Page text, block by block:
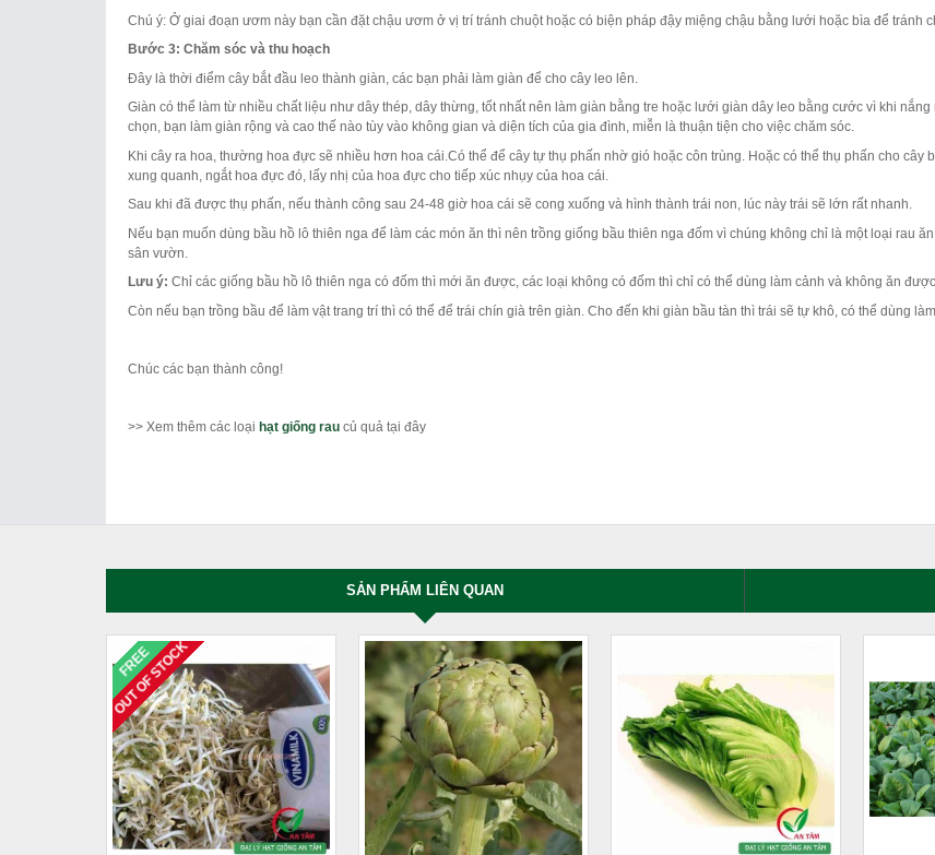
Chú ý: Ở giai đoạn ươm này bạn cần đặt chậu ươm ở vị trí tránh chuột hoặc có biện pháp đậy miệng chậu bằng lưới hoặc bìa để tránh
Bước 3: Chăm sóc và thu hoạch
Đây là thời điểm cây bắt đầu leo thành giàn, các bạn phải làm giàn để cho cây leo lên.
Giàn có thể làm từ nhiều chất liệu như dây thép, dây thừng, tốt nhất nên làm giàn bằng tre hoặc lưới giàn dây leo bằng cước vì khi
chọn, bạn làm giàn rộng và cao thế nào tùy vào không gian và diện tích của gia đình, miễn là thuận tiện cho việc chăm sóc.
Khi cây ra hoa, thường hoa đực sẽ nhiều hơn hoa cái.Có thể để cây tự thụ phấn nhờ gió hoặc côn trùng. Hoặc có thể thụ phấn cho cây
xung quanh, ngắt hoa đực đó, lấy nhị của hoa đực cho tiếp xúc nhụy của hoa cái.
Sau khi đã được thụ phấn, nếu thành công sau 24-48 giờ hoa cái sẽ cong xuống và hình thành trái non, lúc này trái sẽ lớn rất nhanh.
Nếu bạn muốn dùng bầu hồ lô thiên nga để làm các món ăn thì nên trồng giống bầu thiên nga đốm vì chúng không chỉ là một loại rau
sân vườn.
Lưu ý: Chỉ các giống bầu hồ lô thiên nga có đốm thì mới ăn được, các loại không có đốm thì chỉ có thể dùng làm cảnh và không ăn
Còn nếu bạn trồng bầu để làm vật trang trí thì có thể để trái chín già trên giàn. Cho đến khi giàn bầu tàn thì trái sẽ tự khô, có thể dùng
Chúc các bạn thành công!
>> Xem thêm các loại hạt giống rau củ quả tại đây
SẢN PHẨM LIÊN QUAN
FREE
OUT OF STOCK